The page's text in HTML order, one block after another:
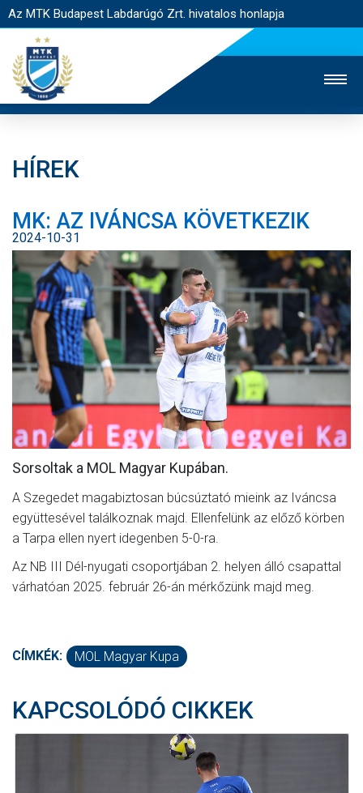
Az MTK Budapest Labdarúgó Zrt. hivatalos honlapja
JEGYÉRTÉKESÍTÉS
WEBSHOP
STADION
EGYESÜLET
KAPCSOLAT
NYITÓLAP
HÍREK
CSAPATOK
MÉRKŐZÉSEK
KLUB
AKKREDITÁCIÓ
HÍREK
MK: AZ IVÁNCSA KÖVETKEZIK
2024-10-31
Sorsoltak a MOL Magyar Kupában.
A Szegedet magabiztosan búcsúztató mieink az Iváncsa
együttesével találkoznak majd. Ellenfelünk az előző körben
a Tarpa ellen nyert idegenben 5-0-ra.
Az NB III Dél-nyugati csoportjában 2. helyen álló csapattal
várhatóan 2025. február 26-án mérkőzünk majd meg.
CÍMKÉK: MOL Magyar Kupa
KAPCSOLÓDÓ CIKKEK